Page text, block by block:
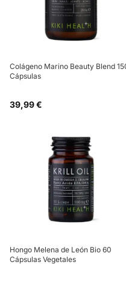
Colágeno Marino Beauty Blend
Cápsulas
39,99 €
Hongo Melena de León Bio 60
Cápsulas Vegetales